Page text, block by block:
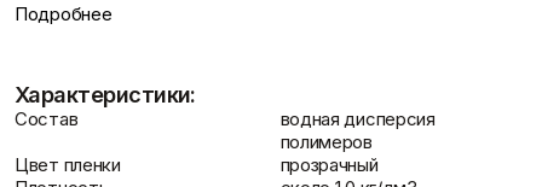
Универсальная шпаклёвка
Финишная шпаклёвка
штукатурки
Показать больше
Контакты
Это облегчает последующее нанесение финишных
покрытий, таких как шпаклевки, краски и клеи. Продукт
доступен как в стандартной, так и в морозостойкой
версии, что расширяет возможности его применения.
Подробнее
Характеристики:
Состав
водная дисперсия
полимеров
Цвет пленки
прозрачный